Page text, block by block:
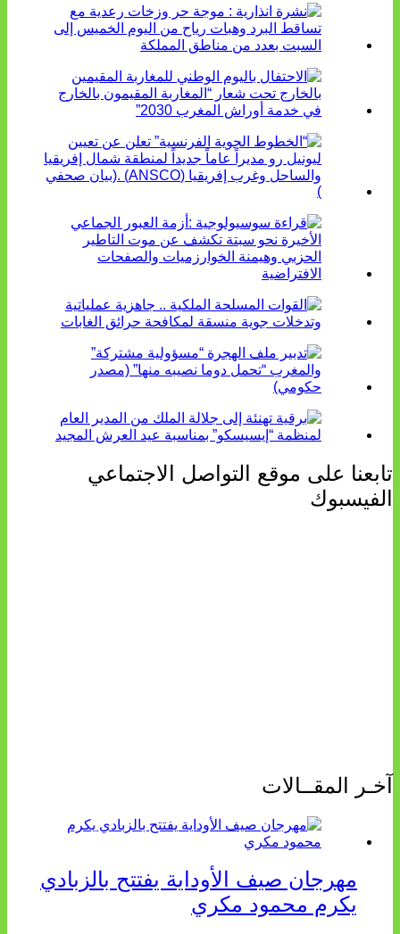
تابعنا على موقع التواصل الاجتماعي
الفيسبوك
آخـر المقــالات
مهرجان صيف الأوداية يفتتح بالزبادي
يكرم محمود مكري